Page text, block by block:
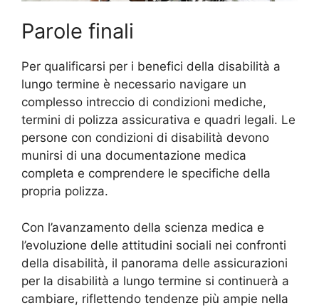
Parole finali
Per qualificarsi per i benefici della disabilità a
lungo termine è necessario navigare un
complesso intreccio di condizioni mediche,
termini di polizza assicurativa e quadri legali. Le
persone con condizioni di disabilità devono
munirsi di una documentazione medica
completa e comprendere le specifiche della
propria polizza.
Con l’avanzamento della scienza medica e
l’evoluzione delle attitudini sociali nei confronti
della disabilità, il panorama delle assicurazioni
per la disabilità a lungo termine si continuerà a
cambiare, riflettendo tendenze più ampie nella